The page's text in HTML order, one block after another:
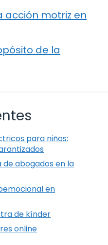
acción motriz en
de la
para niños:
abogados en la
en
de kínder
online